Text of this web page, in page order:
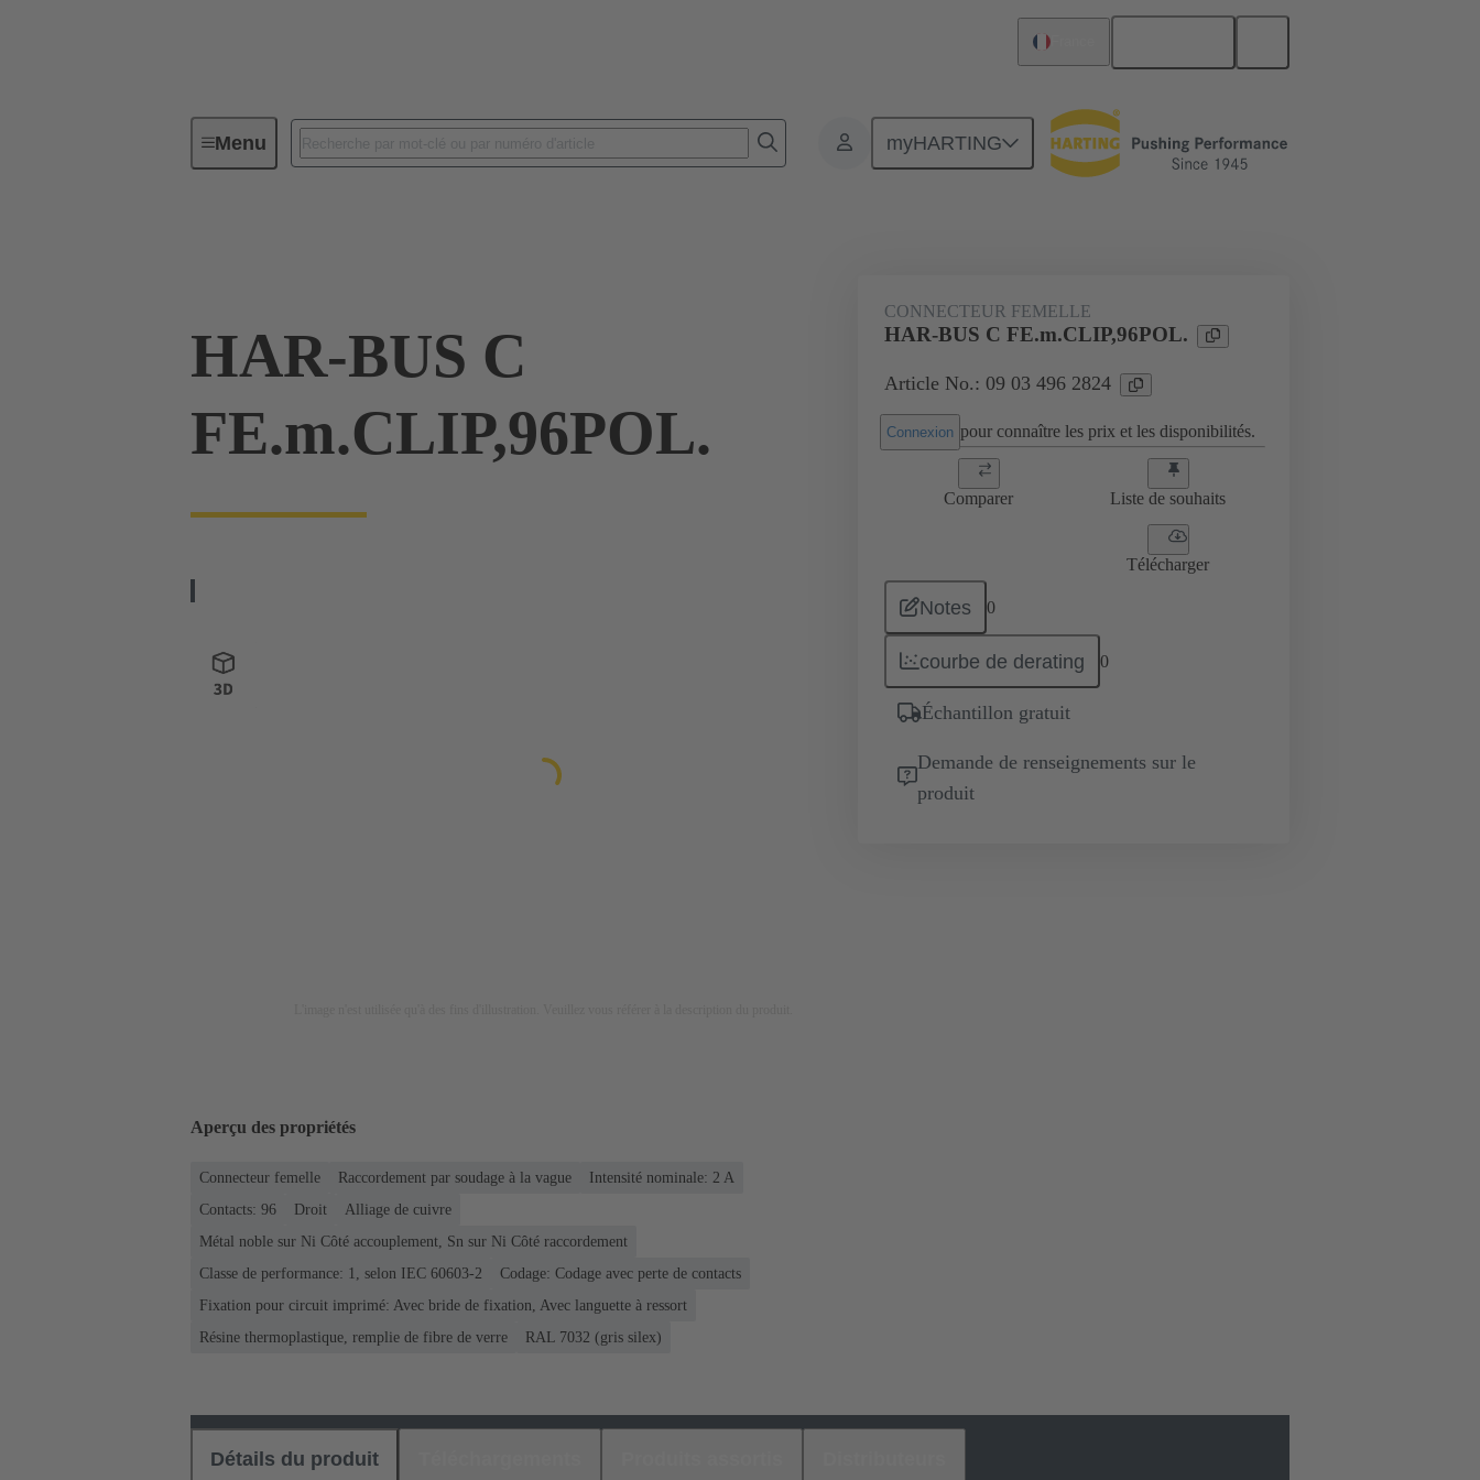
Menu myHARTING
Connectivité d'Equipements Connecteurs carte à carte Produits Raccordement carte mère à carte fille
HAR-BUS C
FE.m.CLIP,96POL.
CONNECTEUR FEMELLE
HAR-BUS C FE.m.CLIP,96POL.
Article No.: 09 03 496 2824
Connexion pour connaître les prix et les disponibilités.
Comparer Liste de souhaits
Télécharger
Notes 0
courbe de derating 0
Échantillon gratuit
Demande de renseignements sur le
produit
Aperçu des propriétés
Connecteur femelle Raccordement par soudage à la vague
Intensité nominale: ‌2 A
Contacts: 96
Droit
Alliage de cuivre
Métal noble sur Ni Côté accouplement, Sn sur Ni Côté raccordement
Classe de performance: 1, selon IEC 60603-2
Codage: Codage avec perte de contacts
Fixation pour circuit imprimé: Avec bride de fixation, Avec languette à ressort
Résine thermoplastique, remplie de fibre de verre
RAL 7032 (gris silex)
Détails du produit